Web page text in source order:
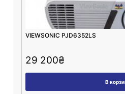
VIEWSONIC PJD6352LS
29 200₴
В